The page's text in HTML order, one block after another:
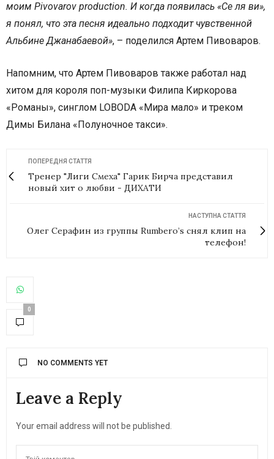
моим Pivovarov production. И когда появилась «Се ля ви»,
я понял, что эта песня идеально подходит чувственной
Альбине Джанабаевой», – поделился Артем Пивоваров.
Напомним, что Артем Пивоваров также работал над
хитом для короля поп-музыки Филипа Киркорова
«Романы», синглом LOBODA «Мира мало» и треком
Димы Билана «Полуночное такси».
ПОПЕРЕДНЯ СТАТТЯ
Тренер "Лиги Смеха" Гарик Бирча представил
новый хит о любви - ДИХАТИ
НАСТУПНА СТАТТЯ
Олег Серафин из группы Rumbero’s снял клип на
телефон!
0
NO COMMENTS YET
Leave a Reply
Your email address will not be published.